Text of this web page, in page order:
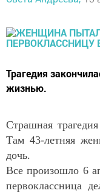
Трагедия
жизнью.
Страшная
Там 43-летняя
дочь.
Все произошло 6
первоклассница